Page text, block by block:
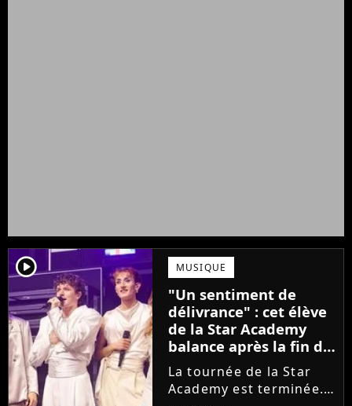
player2 MUSIQUE
"Un sentiment de
délivrance" : cet élève
de la Star Academy
balance après la fin de
la tournée
La tournée de la Star
Academy est terminée.